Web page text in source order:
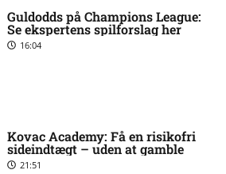
Guldodds på Champions League:
Se ekspertens spilforslag her
16:04
Kovac Academy: Få en risikofri
sideindtægt – uden at gamble
21:51